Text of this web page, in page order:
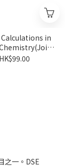
in
Chemistry(Joint
Us)
HK$99.00
之一。DSE